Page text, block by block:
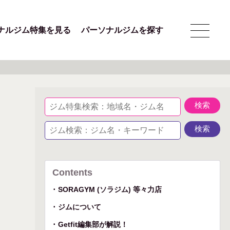
ルジム特集を見る パーソナルジムを探す
Contents
SORAGYM (ソラジム) 等々力店
ジムについて
Getfit編集部が解説！